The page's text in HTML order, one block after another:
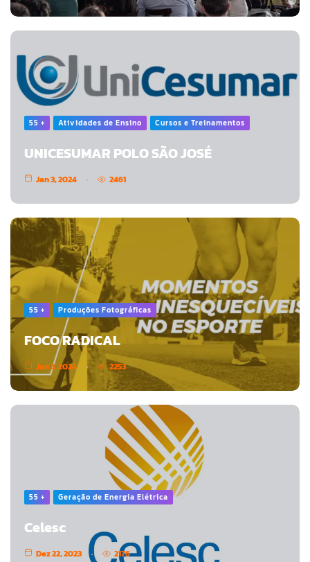
55 + Atividades de Ensino Cursos e Treinamentos
UNICESUMAR POLO SÃO JOSÉ
Jan 3, 2024 2461
55 + Produções Fotográficas
FOCO RADICAL
Jan 3, 2024 2253
55 + Geração de Energia Elétrica
Celesc
Dez 22, 2023 2176